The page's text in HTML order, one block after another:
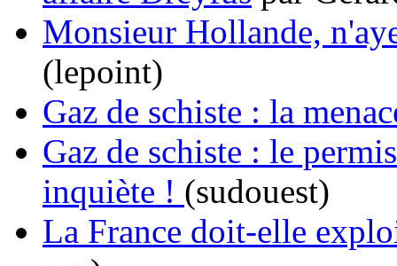
Monsieur Hollande,
(lepoint)
Gaz de schiste : la
Gaz de schiste : le
inquiète ! (sudouest)
La France doit-elle